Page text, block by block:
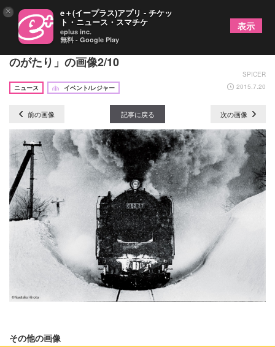
"鉄道写真の神様" 降臨！ 広田尚敬写真展「鉄道も
のがたり」の画像2/10
SPICER
ニュース
イベント/レジャー 2015.7.20
前の画像 記事に戻る 次の画像
その他の画像
× e＋(イープラス)アプリ - チケッ
ト・ニュース・スマチケ
eplus inc.
無料 - Google Play
表示